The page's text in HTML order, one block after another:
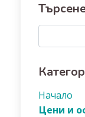
Начало
Цени и